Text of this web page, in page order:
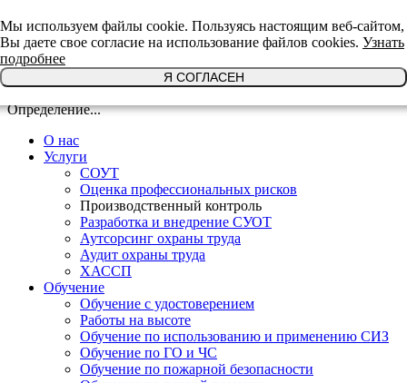
Определение...
О нас
Услуги
СОУТ
Оценка профессиональных рисков
Производственный контроль
Разработка и внедрение СУОТ
Аутсорсинг охраны труда
Аудит охраны труда
ХАССП
Обучение
Обучение с удостоверением
Работы на высоте
Обучение по использованию и применению СИЗ
Обучение по ГО и ЧС
Обучение по пожарной безопасности
Мы используем файлы cookie. Пользуясь настоящим веб-сайтом,
Вы даете свое согласие на использование файлов cookies. Узнать
подробнее
Я СОГЛАСЕН